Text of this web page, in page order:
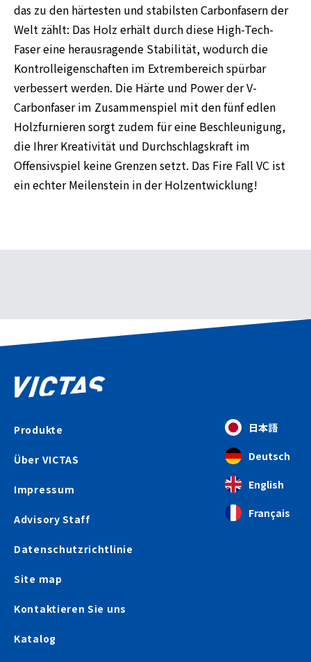
das zu den härtesten und stabilsten Carbonfasern der
Welt zählt: Das Holz erhält durch diese High-Tech-
Faser eine herausragende Stabilität, wodurch die
Kontrolleigenschaften im Extrembereich spürbar
verbessert werden. Die Härte und Power der V-
Carbonfaser im Zusammenspiel mit den fünf edlen
Holzfurnieren sorgt zudem für eine Beschleunigung,
die Ihrer Kreativität und Durchschlagskraft im
Offensivspiel keine Grenzen setzt. Das Fire Fall VC ist
ein echter Meilenstein in der Holzentwicklung!
Produkte
Über VICTAS
Impressum
Advisory Staff
Datenschutzrichtlinie
Site map
Kontaktieren Sie uns
Katalog
日本語
Deutsch
English
Français